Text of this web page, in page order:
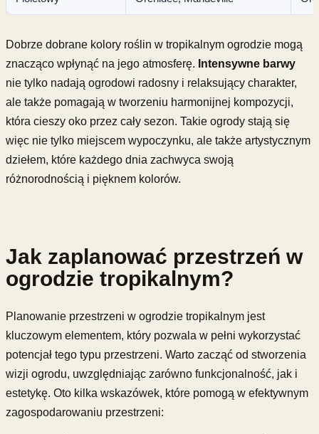
Dobrze dobrane kolory roślin w tropikalnym ogrodzie mogą
znacząco wpłynąć na jego atmosferę. Intensywne barwy
nie tylko nadają ogrodowi radosny i relaksujący charakter,
ale także pomagają w tworzeniu harmonijnej kompozycji,
która cieszy oko przez cały sezon. Takie ogrody stają się
więc nie tylko miejscem wypoczynku, ale także artystycznym
dziełem, które każdego dnia zachwyca swoją
różnorodnością i pięknem kolorów.
Jak zaplanować przestrzeń w
ogrodzie tropikalnym?
Planowanie przestrzeni w ogrodzie tropikalnym jest
kluczowym elementem, który pozwala w pełni wykorzystać
potencjał tego typu przestrzeni. Warto zacząć od stworzenia
wizji ogrodu, uwzględniając zarówno funkcjonalność, jak i
estetykę. Oto kilka wskazówek, które pomogą w efektywnym
zagospodarowaniu przestrzeni: